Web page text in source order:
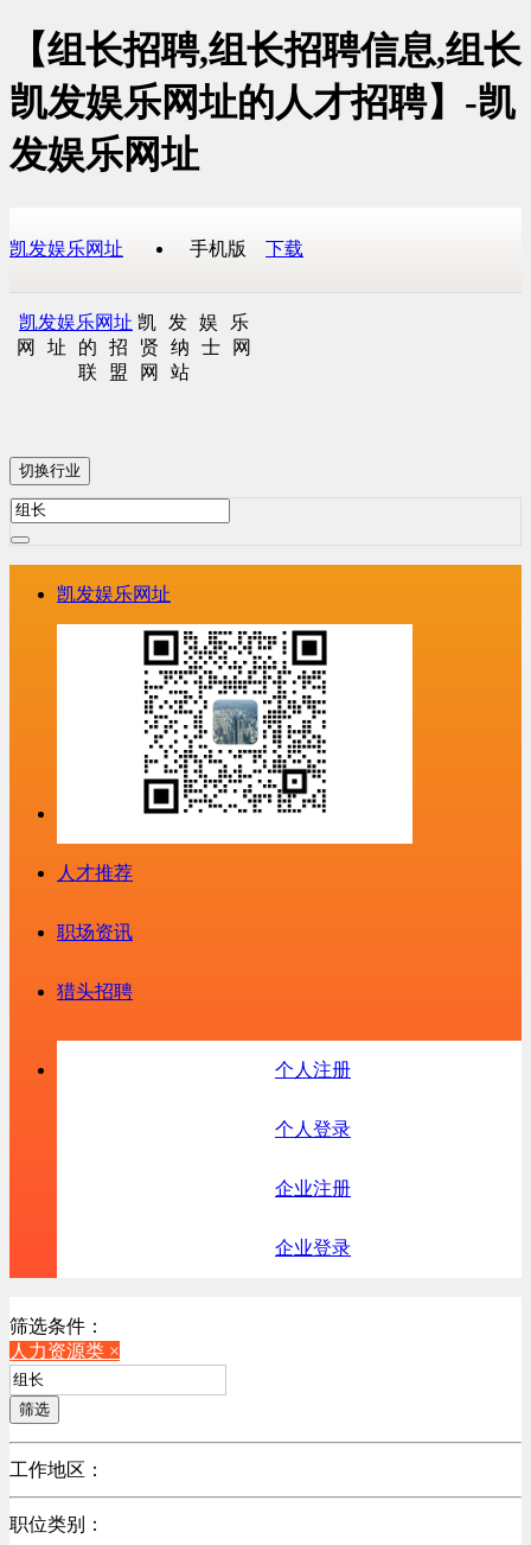
【组长招聘,组长招聘信息,组长
凯发娱乐网址的人才招聘】-凯
发娱乐网址
凯发娱乐网址 手机版 下载
凯发娱乐网址 凯发娱乐
网址的招贤纳士网
联盟网站
切换行业
凯发娱乐网址
人才推荐
职场资讯
猎头招聘
个人注册
个人登录
企业注册
企业登录
筛选条件：
人力资源类 ×
筛选
工作地区：
不限
职位类别：